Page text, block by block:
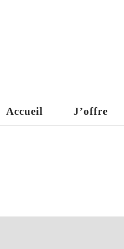
Accueil J’offre